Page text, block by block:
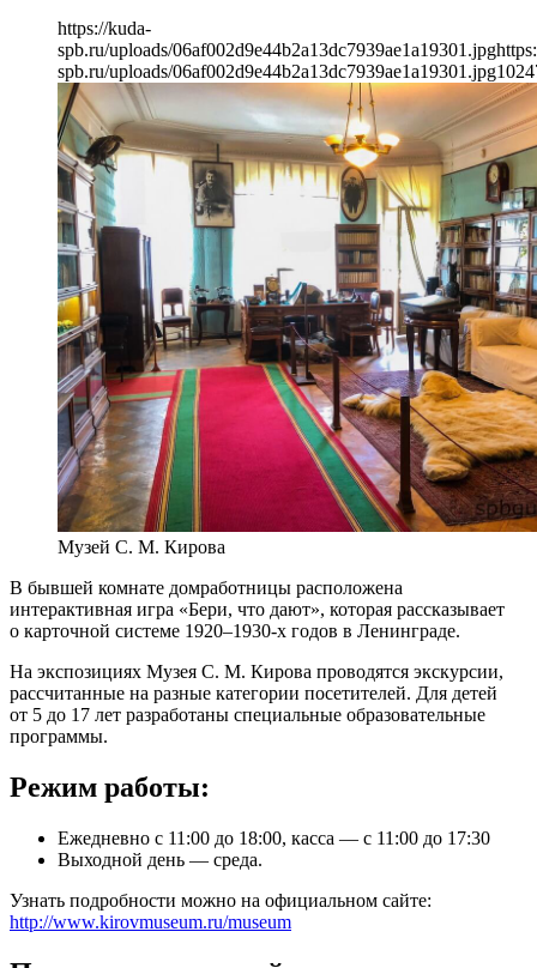
https://kuda-
spb.ru/uploads/06af002d9e44b2a13dc7939ae1a19301.jpg
spb.ru/uploads/06af002d9e44b2a13dc7939ae1a19301.jpg1024
Музей С. М. Кирова
В бывшей комнате домработницы расположена
интерактивная игра «Бери, что дают», которая рассказывает
о карточной системе 1920–1930-х годов в Ленинграде.
На экспозициях Музея С. М. Кирова проводятся экскурсии,
рассчитанные на разные категории посетителей. Для детей
от 5 до 17 лет разработаны специальные образовательные
программы.
Режим работы:
Ежедневно с 11:00 до 18:00, касса ― с 11:00 до 17:30
Выходной день ― среда.
Узнать подробности можно на официальном сайте:
http://www.kirovmuseum.ru/museum